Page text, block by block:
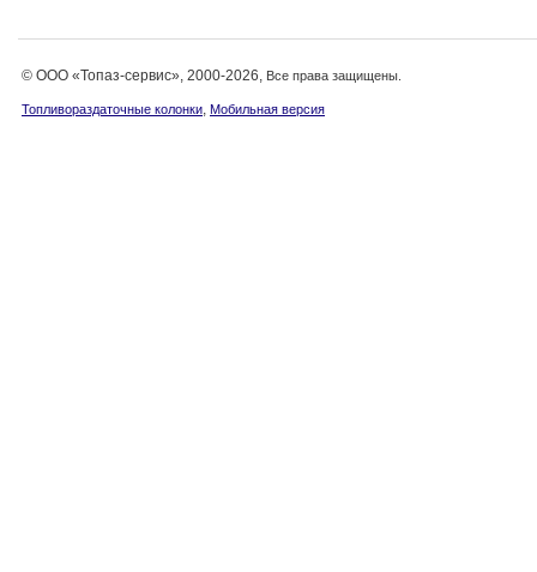
© ООО «Топаз-сервис», 2000-2026, Все права защищены.
Топливораздаточные колонки, Мобильная версия